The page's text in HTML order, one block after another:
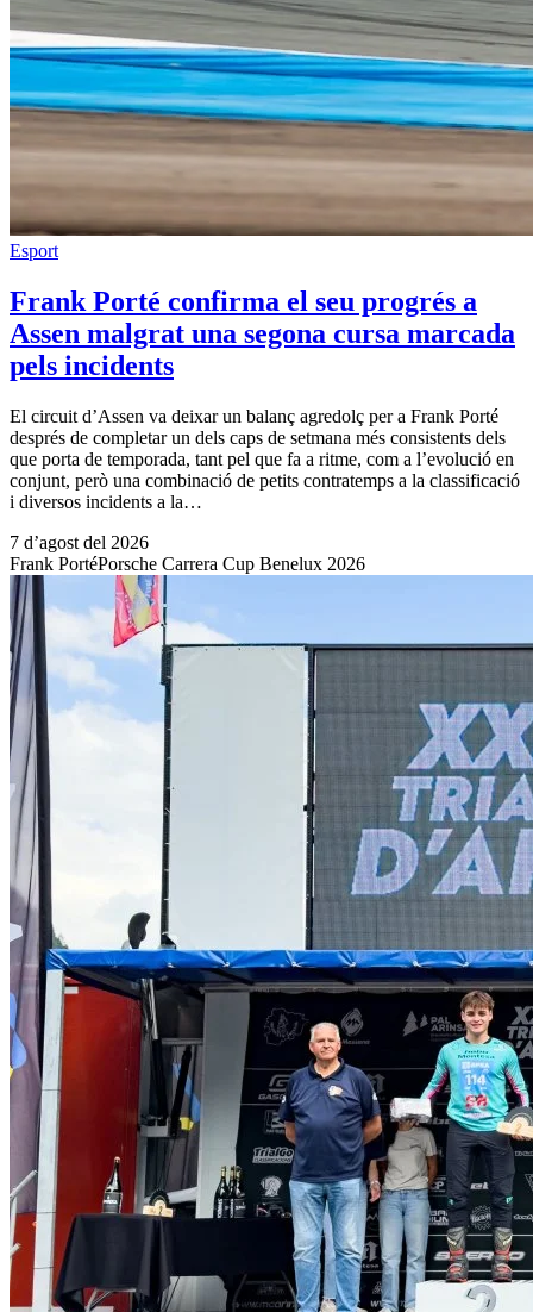
Esport
Frank Porté confirma el seu progrés a
Assen malgrat una segona cursa marcada
pels incidents
El circuit d’Assen va deixar un balanç agredolç per a Frank Porté
després de completar un dels caps de setmana més consistents dels
que porta de temporada, tant pel que fa a ritme, com a l’evolució en
conjunt, però una combinació de petits contratemps a la classificació
i diversos incidents a la…
7 d’agost del 2026
Frank PortéPorsche Carrera Cup Benelux 2026